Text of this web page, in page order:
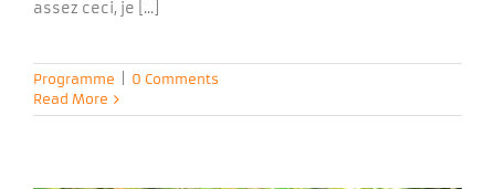
assez ceci, je [...]
Programme
0 Comments
Read More